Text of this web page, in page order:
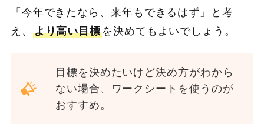
「今年できたなら、来年もできるはず」と考
え、 より高い目標を決めてもよいでしょう。
目標を決めたいけど決め方がわから
ない場合、ワークシートを使うのが
おすすめ。